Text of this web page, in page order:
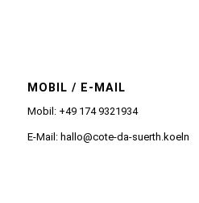
MOBIL / E-MAIL
Mobil: +49 174 9321934
E-Mail: hallo@cote-da-suerth.koeln